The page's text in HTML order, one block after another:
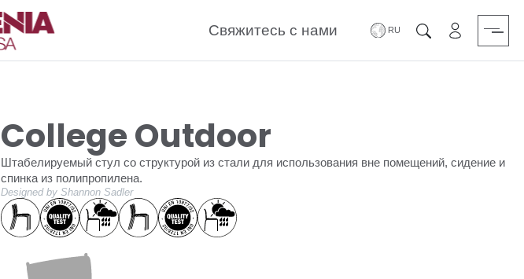
Свяжитесь с нами Поиск
College Outdoor
Штабелируемый стул со структурой из стали для использования вне помещений, сидение и
спинка из полипропилена.
Designed by Shannon Sadler